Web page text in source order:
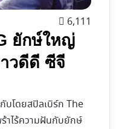
6,111
ยักษ์ใหญ่
วดีดี ซีจี
บโดยสปิลเบิร์ก The
าไร้ความฝันกับยักษ์